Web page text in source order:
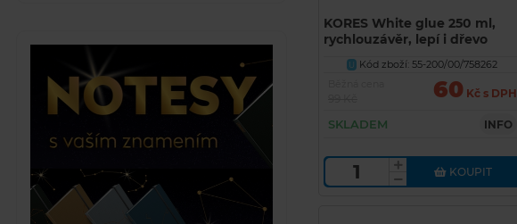
KORES White glue 250 ml,
rychlouzávěr, lepí i dřevo
U
Kód zboží: 55-200/00/758262
60Kč s DPH
SKLADEM INFO
KOUPIT